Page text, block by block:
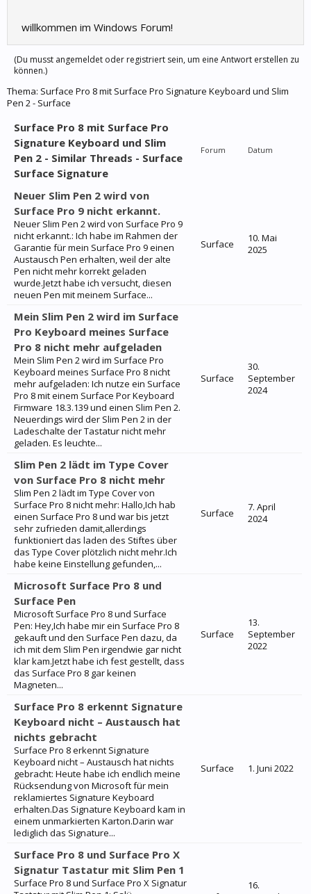
willkommen im Windows Forum!
(Du musst angemeldet oder registriert sein, um eine Antwort erstellen zu
können.)
Thema: Surface Pro 8 mit Surface Pro Signature Keyboard und Slim
Pen 2 - Surface
Surface Pro 8 mit Surface Pro
Signature Keyboard und Slim
Pen 2 - Similar Threads - Surface
Surface Signature
Forum Datum
Neuer Slim Pen 2 wird von
Surface Pro 9 nicht erkannt.
Neuer Slim Pen 2 wird von Surface Pro 9
nicht erkannt.: Ich habe im Rahmen der
Garantie für mein Surface Pro 9 einen
Austausch Pen erhalten, weil der alte
Pen nicht mehr korrekt geladen
wurde.Jetzt habe ich versucht, diesen
neuen Pen mit meinem Surface...
Surface
10. Mai
2025
Mein Slim Pen 2 wird im Surface
Pro Keyboard meines Surface
Pro 8 nicht mehr aufgeladen
Mein Slim Pen 2 wird im Surface Pro
Keyboard meines Surface Pro 8 nicht
mehr aufgeladen: Ich nutze ein Surface
Pro 8 mit einem Surface Por Keyboard
Firmware 18.3.139 und einen Slim Pen 2.
Neuerdings wird der Slim Pen 2 in der
Ladeschalte der Tastatur nicht mehr
geladen. Es leuchte...
Surface
30.
September
2024
Slim Pen 2 lädt im Type Cover
von Surface Pro 8 nicht mehr
Slim Pen 2 lädt im Type Cover von
Surface Pro 8 nicht mehr: Hallo,Ich hab
einen Surface Pro 8 und war bis jetzt
sehr zufrieden damit,allerdings
funktioniert das laden des Stiftes über
das Type Cover plötzlich nicht mehr.Ich
habe keine Einstellung gefunden,...
Surface
7. April
2024
Microsoft Surface Pro 8 und
Surface Pen
Microsoft Surface Pro 8 und Surface
Pen: Hey,Ich habe mir ein Surface Pro 8
gekauft und den Surface Pen dazu, da
ich mit dem Slim Pen irgendwie gar nicht
klar kam.Jetzt habe ich fest gestellt, dass
das Surface Pro 8 gar keinen
Magneten...
Surface
13.
September
2022
Surface Pro 8 erkennt Signature
Keyboard nicht – Austausch hat
nichts gebracht
Surface Pro 8 erkennt Signature
Keyboard nicht – Austausch hat nichts
gebracht: Heute habe ich endlich meine
Rücksendung von Microsoft für mein
reklamiertes Signature Keyboard
erhalten.Das Signature Keyboard kam in
einem unmarkierten Karton.Darin war
lediglich das Signature...
Surface 1. Juni 2022
Surface Pro 8 und Surface Pro X
Signatur Tastatur mit Slim Pen 1
Surface Pro 8 und Surface Pro X Signatur
16.